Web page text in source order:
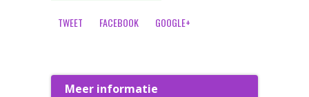
TWEET FACEBOOK GOOGLE+
Meer informatie